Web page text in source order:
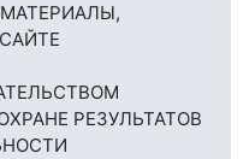
РЕЗУЛЬТАТОВ